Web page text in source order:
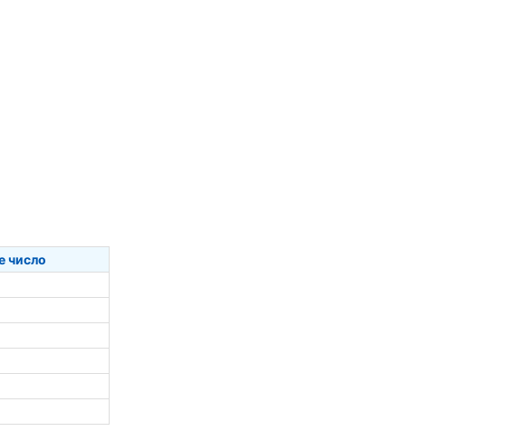
число